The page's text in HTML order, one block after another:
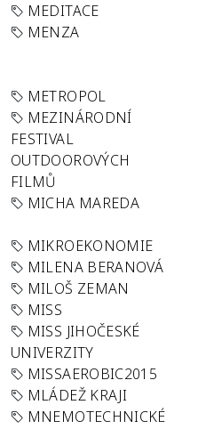
MEDITACE
MENZA
METROPOL
MEZINÁRODNÍ
FESTIVAL
OUTDOOROVÝCH
FILMŮ
MICHA MAREDA
MIKROEKONOMIE
MILENA BERANOVÁ
MILOŠ ZEMAN
MISS
MISS JIHOČESKÉ
UNIVERZITY
MISSAEROBIC2015
MLÁDEŽ KRAJI
MNEMOTECHNICKÉ